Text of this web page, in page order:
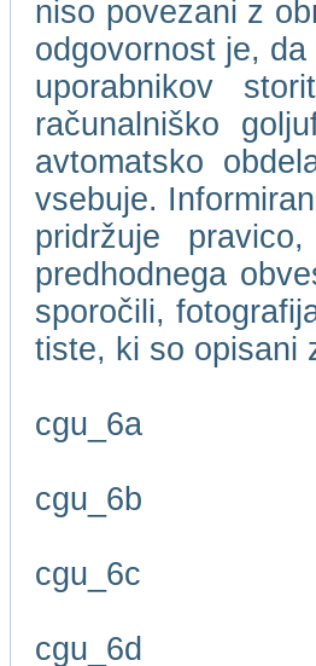
niso povezani z
odgovornost je,
uporabnikov
računalniško
avtomatsko
vsebuje.
pridržuje
predhodnega
sporočili,
tiste, ki so opisani
cgu_6a
cgu_6b
cgu_6c
cgu_6d